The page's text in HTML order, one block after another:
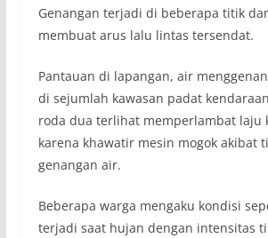
Genangan terjadi di beberapa titik
membuat arus lalu lintas tersendat.
Pantauan di lapangan, air
di sejumlah kawasan padat
roda dua terlihat memperlambat laju
karena khawatir mesin mogok akibat
genangan air.
Beberapa warga mengaku kondisi
terjadi saat hujan dengan intensitas